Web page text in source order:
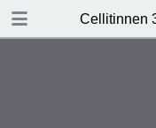
Cellitinnen
DOWNLOAD